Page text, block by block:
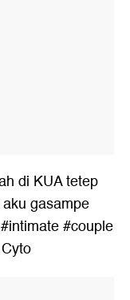
di KUA tetep
gasampe
#intimate#couple